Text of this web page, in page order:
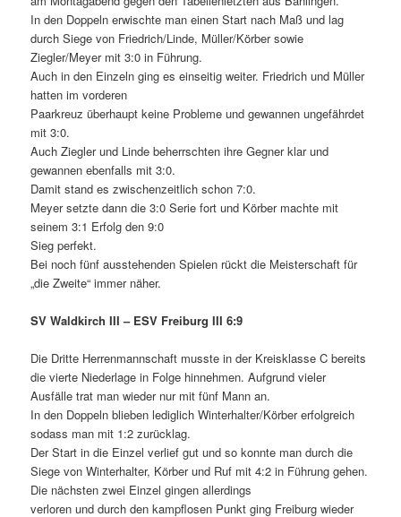
In den Doppeln erwischte man einen Start nach Maß und lag
durch Siege von Friedrich/Linde, Müller/Körber sowie
Ziegler/Meyer mit 3:0 in Führung.
Auch in den Einzeln ging es einseitig weiter. Friedrich und Müller
hatten im vorderen
Paarkreuz überhaupt keine Probleme und gewannen ungefährdet
mit 3:0.
Auch Ziegler und Linde beherrschten ihre Gegner klar und
gewannen ebenfalls mit 3:0.
Damit stand es zwischenzeitlich schon 7:0.
Meyer setzte dann die 3:0 Serie fort und Körber machte mit
seinem 3:1 Erfolg den 9:0
Sieg perfekt.
Bei noch fünf ausstehenden Spielen rückt die Meisterschaft für
„die Zweite“ immer näher.
SV Waldkirch III – ESV Freiburg III6:9
Die Dritte Herrenmannschaft musste in der Kreisklasse C bereits
die vierte Niederlage in Folge hinnehmen. Aufgrund vieler
Ausfälle trat man wieder nur mit fünf Mann an.
In den Doppeln blieben lediglich Winterhalter/Körber erfolgreich
sodass man mit 1:2 zurücklag.
Der Start in die Einzel verlief gut und so konnte man durch die
Siege von Winterhalter, Körber und Ruf mit 4:2 in Führung gehen.
Die nächsten zwei Einzel gingen allerdings
verloren und durch den kampflosen Punkt ging Freiburg wieder